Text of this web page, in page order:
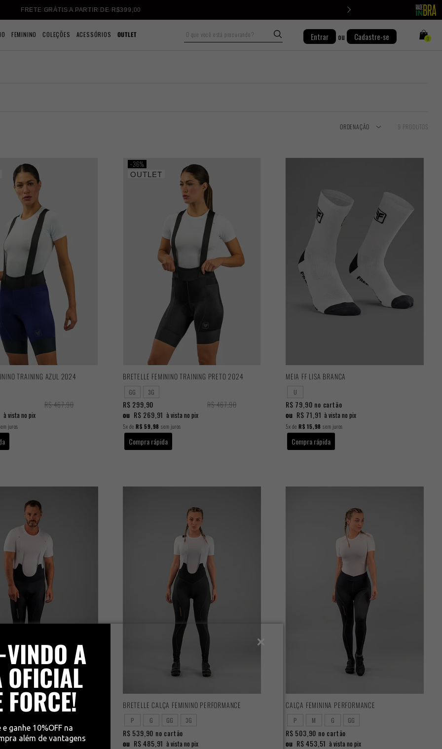
A
OFICIAL
FORCE!
ganhe 10%OFF na
além de vantagens
10% OFF NO CUPOM BEMVINDO10
FEMININO COLEÇÕES ACESSÓRIOS OUTLET Entrar ou Cadastre-se 0
ORDENAÇÃO 9 PRODUTOS
TRAINING AZUL 2024
R$ 467,90
à vista no pix
juros
OUTLET
36%
BRETELLE FEMININO TRAINING PRETO 2024
GG 3G
R$ 467,90
R$ 299,90
ou R$ 269,91 à vista no pix
5xde R$ 59,98 sem juros
Compra rápida
MEIA FF LISA BRANCA
U
R$ 79,90 no cartão
ou R$ 71,91 à vista no pix
5xde R$ 15,98 sem juros
Compra rápida
MASCULINO PERFORMANCE
à vista no pix
BRETELLE CALÇA FEMININO PERFORMANCE
P G GG 3G
R$ 539,90 no cartão
ou R$ 485,91 à vista no pix
CALÇA FEMININA PERFORMANCE
P M G GG
R$ 503,90 no cartão
ou R$ 453,51 à vista no pix